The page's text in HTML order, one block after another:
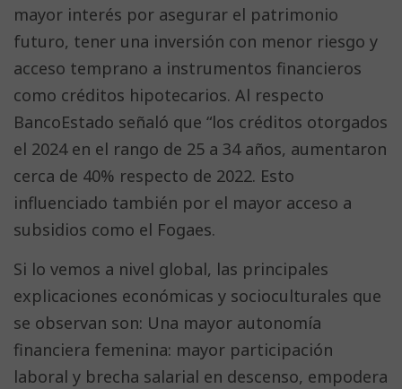
mayor interés por asegurar el patrimonio
futuro, tener una inversión con menor riesgo y
acceso temprano a instrumentos financieros
como créditos hipotecarios. Al respecto
BancoEstado señaló que “los créditos otorgados
el 2024 en el rango de 25 a 34 años, aumentaron
cerca de 40% respecto de 2022. Esto
influenciado también por el mayor acceso a
subsidios como el Fogaes.
Si lo vemos a nivel global, las principales
explicaciones económicas y socioculturales que
se observan son: Una mayor autonomía
financiera femenina: mayor participación
laboral y brecha salarial en descenso, empodera